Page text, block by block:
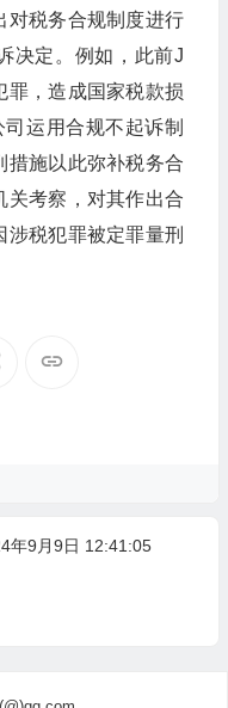
对税务合规制度进行
决定。例如，此前J
罪，造成国家税款损
运用合规不起诉制
措施以此弥补税务合
关考察，对其作出合
税犯罪被定罪量刑
年9月9日 12:41:05